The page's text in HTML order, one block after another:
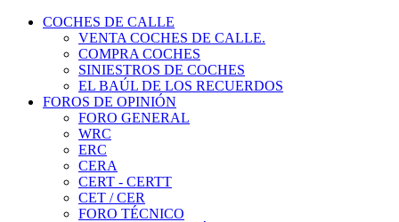
COCHES DE CALLE
VENTA COCHES DE CALLE.
COMPRA COCHES
SINIESTROS DE COCHES
EL BAÚL DE LOS RECUERDOS
FOROS DE OPINIÓN
FORO GENERAL
WRC
ERC
CERA
CERT - CERTT
CET / CER
FORO TÉCNICO